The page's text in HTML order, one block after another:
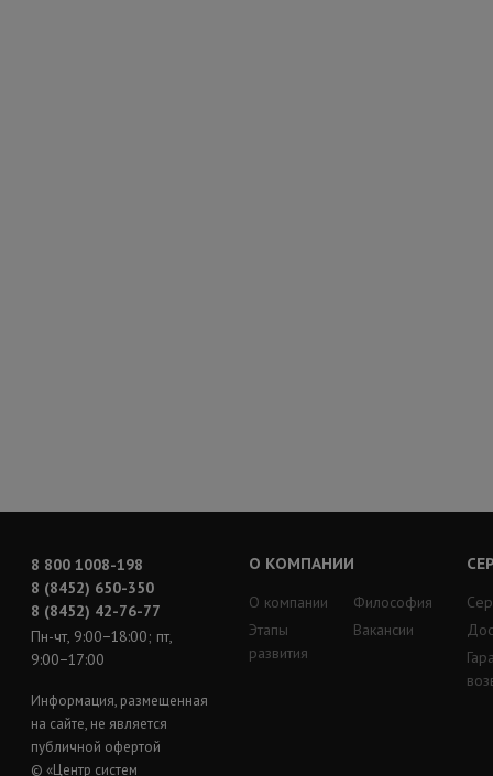
8 800 1008-198
8 (8452) 650-350
8 (8452) 42-76-77
Пн-чт, 9:00−18:00; пт,
9:00−17:00
Информация, размещенная
на сайте, не является
публичной офертой
© «Центр систем
О КОМПАНИИ
О компании
Этапы
развития
Философия
Вакансии